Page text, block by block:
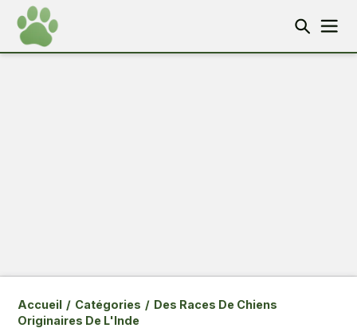
Accueil / Catégories / Des Races De Chiens
Originaires De L'Inde